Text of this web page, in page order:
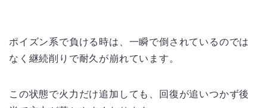
ポイズン系で負ける時は、一瞬で倒されているのでは
なく継続削りで耐久が崩れています。
この状態で火力だけ追加しても、回復が追いつかず後